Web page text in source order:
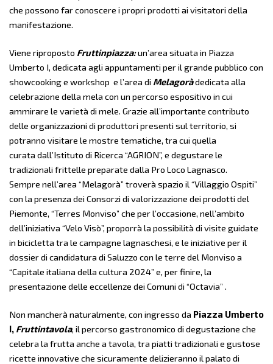
che possono far conoscere i propri prodotti ai visitatori della
manifestazione.
Viene riproposto Fruttinpiazza:un’area situata in Piazza
Umberto I, dedicata agli appuntamenti per il grande pubblico con
showcookinge workshop e l’area di Melagoràdedicata alla
celebrazione della mela con un percorso espositivo in cui
ammirare le varietà di mele. Grazie all’importante contributo
delle organizzazioni di produttori presenti sul territorio, si
potranno visitare le mostre tematiche, tra cui quella
curata dall’Istituto di Ricerca “AGRION”, e degustare le
tradizionali frittelle preparate dalla Pro Loco Lagnasco.
Sempre nell’area “Melagorà” troverà spazio il “Villaggio Ospiti”
con la presenza dei Consorzi di valorizzazione dei prodotti del
Piemonte, “Terres Monviso” che per l’occasione, nell’ambito
dell’iniziativa “Velo Visò”, proporrà la possibilità di visite guidate
in bicicletta tra le campagne lagnaschesi, e le iniziative per il
dossier di candidatura di Saluzzo con le terre del Monviso a
“Capitale italiana della cultura 2024” e, per finire, la
presentazione delle eccellenze dei Comuni di “Octavia” .
Non mancherà naturalmente, con ingresso da Piazza Umberto
I, Fruttintavola, il percorso gastronomico di degustazione che
celebra la frutta anche a tavola, tra piatti tradizionali e gustose
ricette innovative che sicuramente delizieranno il palato di